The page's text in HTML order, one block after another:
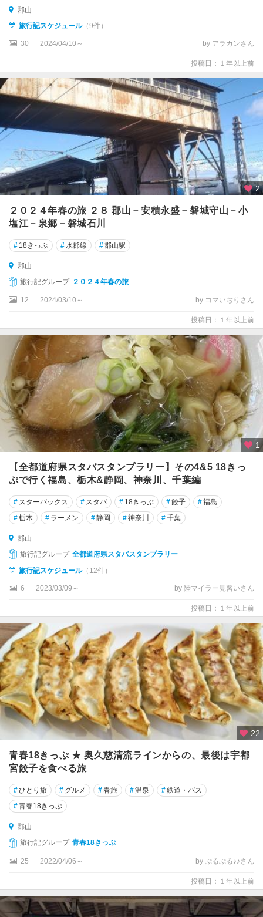
郡山
旅行記スケジュール（9件）
30 2024/04/10～ by アラカンさん
投稿日：１年以上前
2
２０２４年春の旅 ２８ 郡山－安積永盛－磐城守山－小
塩江－泉郷－磐城石川
# 18きっぷ #水郡線 #郡山駅
郡山
旅行記グループ ２０２４年春の旅
12 2024/03/10～ by コマいぢりさん
投稿日：１年以上前
1
【全都道府県スタバスタンプラリー】その4&5 18きっ
ぷで行く福島、栃木&静岡、神奈川、千葉編
# スターバックス # スタバ # 18きっぷ #餃子 #福島
#栃木 # ラーメン #静岡 #神奈川 #千葉
郡山
旅行記グループ 全都道府県スタバスタンプラリー
旅行記スケジュール（12件）
6 2023/03/09～ by 陸マイラー見習いさん
投稿日：１年以上前
22
青春18きっぷ ★ 奥久慈清流ラインからの、最後は宇都
宮餃子を食べる旅
#ひとり旅 # グルメ #春旅 #温泉 #鉄道・バス
#青春18きっぷ
郡山
旅行記グループ 青春18きっぷ
25 2022/04/06～ by ぷるぷる♪♪さん
投稿日：１年以上前